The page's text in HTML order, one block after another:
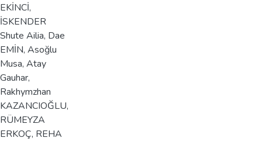
EKİNCİ,
İSKENDER
Shute Ailia, Dae
EMİN, Asoğlu
Musa, Atay
Gauhar,
Rakhymzhan
KAZANCIOĞLU,
RÜMEYZA
ERKOÇ, REHA